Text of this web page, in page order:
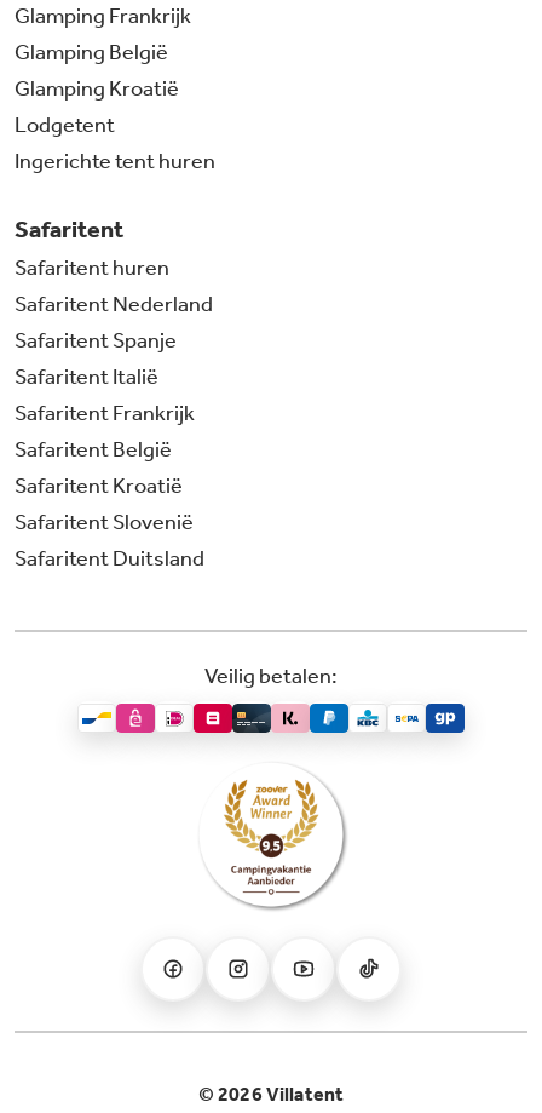
Glamping Frankrijk
Glamping België
Glamping Kroatië
Lodgetent
Ingerichte tent huren
Safaritent
Safaritent huren
Safaritent Nederland
Safaritent Spanje
Safaritent Italië
Safaritent Frankrijk
Safaritent België
Safaritent Kroatië
Safaritent Slovenië
Safaritent Duitsland
Veilig betalen:
© 2026 Villatent